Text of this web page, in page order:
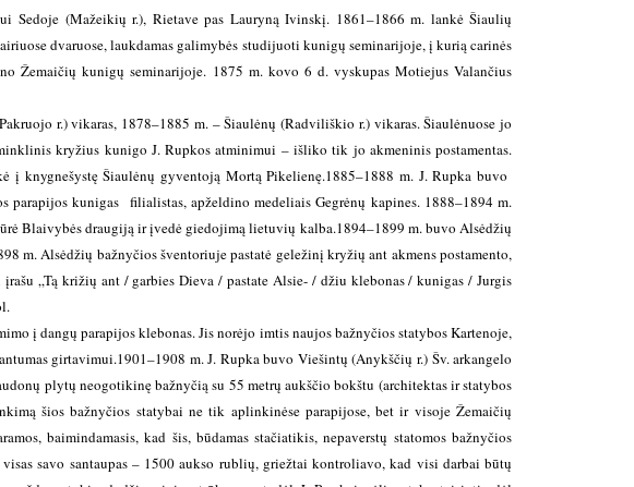
Sedoje (Mažeikių r.), Rietave pas Lauryną Ivinskį. 1861–1866 m. lankė Šiaulių
dvaruose, laukdamas galimybės studijuoti kunigų seminarijoje, į kurią carinės
Žemaičių kunigų seminarijoje. 1875 m. kovo 6 d. vyskupas Motiejus Valančius
r.) vikaras, 1878–1885 m. – Šiaulėnų (Radviliškio r.) vikaras. Šiaulėnuose jo
kryžius kunigo J. Rupkos atminimui – išliko tik jo akmeninis postamentas.
į knygnešystę Šiaulėnų gyventoją Mortą Pikelienę.1885–1888 m. J. Rupka buvo
parapijos kunigas filialistas, apželdino medeliais Gegrėnų kapines. 1888–1894 m.
Blaivybės draugiją ir įvedė giedojimą lietuvių kalba.1894–1899 m. buvo Alsėdžių
m. Alsėdžių bažnyčios šventoriuje pastatė geležinį kryžių ant akmens postamento,
„Tą križių ant / garbies Dieva / pastate Alsie- / džiu klebonas / kunigas / Jurgis
į dangų parapijos klebonas. Jis norėjo imtis naujos bažnyčios statybos Kartenoje,
girtavimui.1901–1908 m. J. Rupka buvo Viešintų (Anykščių r.) Šv. arkangelo
plytų neogotikinę bažnyčią su 55 metrų aukščio bokštu (architektas ir statybos
šios bažnyčios statybai ne tik aplinkinėse parapijose, bet ir visoje Žemaičių
baimindamasis, kad šis, būdamas stačiatikis, nepaverstų statomos bažnyčios
savo santaupas – 1500 aukso rublių, griežtai kontroliavo, kad visi darbai būtų